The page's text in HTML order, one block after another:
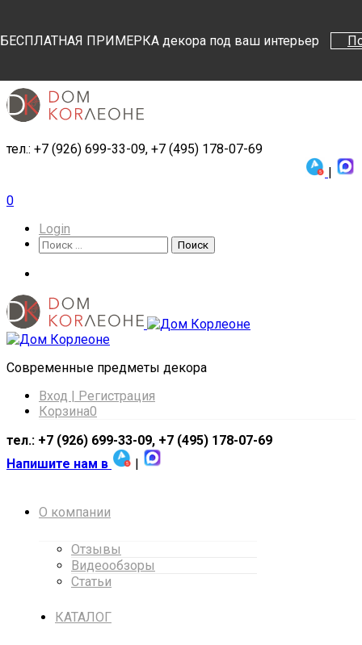
БЕСПЛАТНАЯ ПРИМЕРКА декора под ваш интерьер
тел.: +7 (926) 699-33-09, +7 (495) 178-07-69
|
0
Login
Поиск
Поиск
Cовременные предметы декора
Вход | Регистрация
Корзина0
тел.: +7 (926) 699-33-09, +7 (495) 178-07-69
Напишите нам в
|
О компании
Отзывы
Видеообзоры
Статьи
КАТАЛОГ